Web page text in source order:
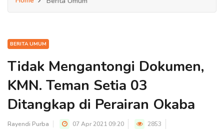
BERITA UMUM
Tidak Mengantongi Dokumen,
KMN. Teman Setia 03
Ditangkap di Perairan Okaba
Rayendi Purba 07 Apr 2021 09:20 2853